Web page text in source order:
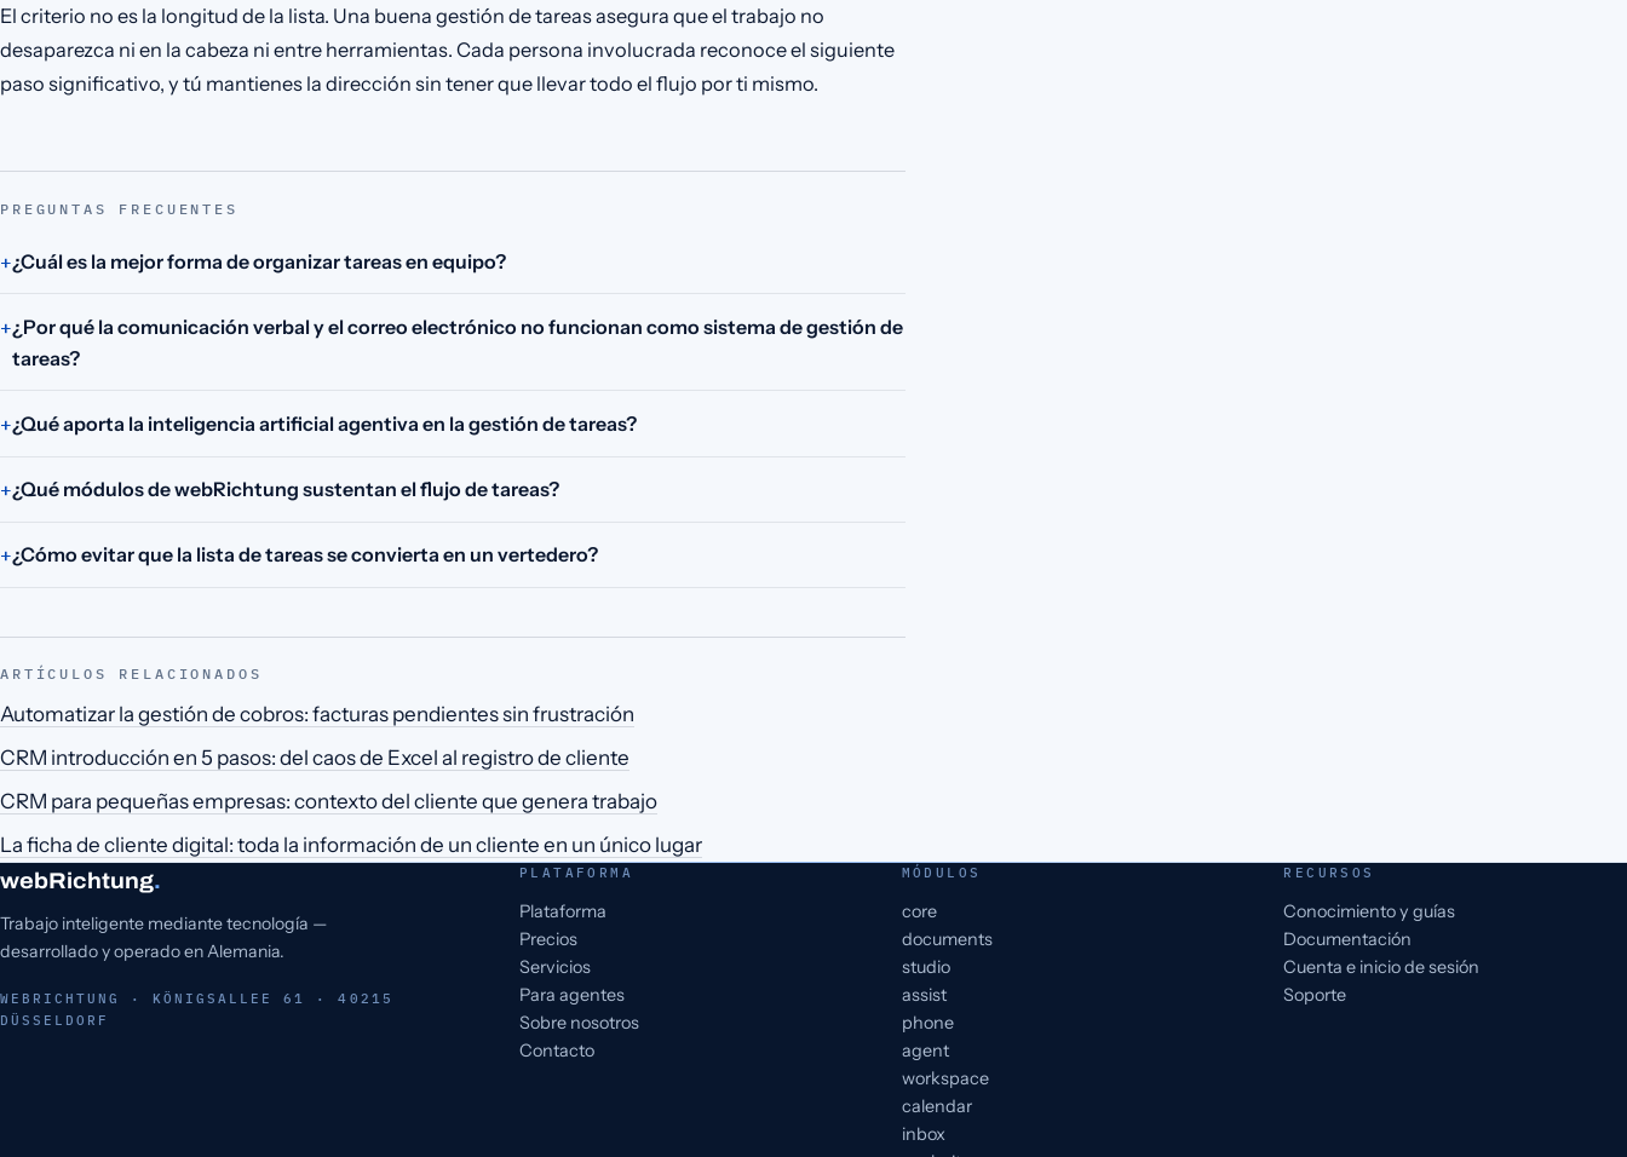
El criterio no es la longitud de la lista. Una buena gestión de tareas asegura que el trabajo no
desaparezca ni en la cabeza ni entre herramientas. Cada persona involucrada reconoce el siguiente
paso significativo, y tú mantienes la dirección sin tener que llevar todo el flujo por ti mismo.
PREGUNTAS FRECUENTES
¿Cuál es la mejor forma de organizar tareas en equipo?
¿Por qué la comunicación verbal y el correo electrónico no funcionan como sistema de gestión de
tareas?
¿Qué aporta la inteligencia artificial agentiva en la gestión de tareas?
¿Qué módulos de webRichtung sustentan el flujo de tareas?
¿Cómo evitar que la lista de tareas se convierta en un vertedero?
ARTÍCULOS RELACIONADOS
Automatizar la gestión de cobros: facturas pendientes sin frustración
CRM introducción en 5 pasos: del caos de Excel al registro de cliente
CRM para pequeñas empresas: contexto del cliente que genera trabajo
La ficha de cliente digital: toda la información de un cliente en un único lugar
webRichtung.
Trabajo inteligente mediante tecnología —
desarrollado y operado en Alemania.
WEBRICHTUNG · KÖNIGSALLEE 61 · 40215
DÜSSELDORF
PLATAFORMA
Plataforma
Precios
Servicios
Para agentes
Sobre nosotros
Contacto
MÓDULOS
core
documents
studio
assist
phone
agent
workspace
calendar
inbox
RECURSOS
Conocimiento y guías
Documentación
Cuenta e inicio de sesión
Soporte